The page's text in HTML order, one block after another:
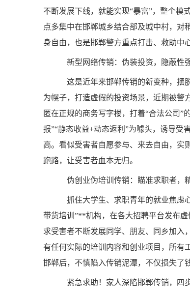
不断发展下线，就能实现“暴富”，整个模
点多集中在邯郸城乡结合部及城中村，对
身自由，也是邯郸警方重点打击、救助中
新型网络传销：伪装投资，隐蔽性
这是近年来邯郸传销的新变种，摆
为幌子，打造虚假的投资场景，近期被警
匿在正规的商务写字楼，打着“合法公司”
报”“静态收益+动态返利”为噱头，诱导受
高。看似受害者自愿参与、来去自由，实
跑路，让受害者血本无归。
伪创业伪培训传销：瞄准求职者，
抓住大学生、求职青年的就业焦虑
带货培训”**机构，在各大招聘平台发布
求受害者不断发展同学、朋友、同乡加入
有任何实际的培训内容和创业项目，所有
邯郸后，不慎陷入传销泥潭，不仅损失了
紧急求助！家人深陷邯郸传销，四